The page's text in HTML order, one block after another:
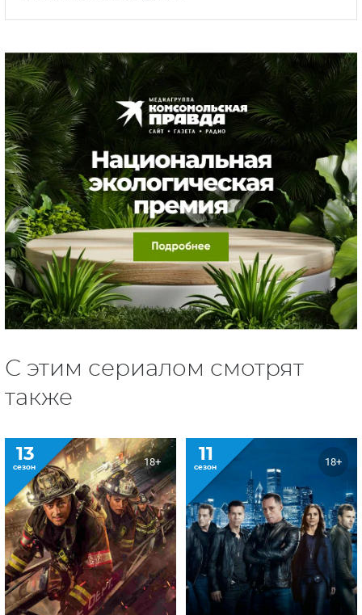
С этим сериалом смотрят
также
13
сезон 18+ 11
сезон 18+